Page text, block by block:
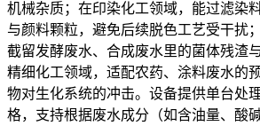
机械杂质；在印染化工领域，能过滤染
与颜料颗粒，避免后续脱色工艺受干扰
截留发酵废水、合成废水里的菌体残渣
精细化工领域，适配农药、涂料废水的
物对生化系统的冲击。设备提供单台处
格，支持根据废水成分（如含油量、酸